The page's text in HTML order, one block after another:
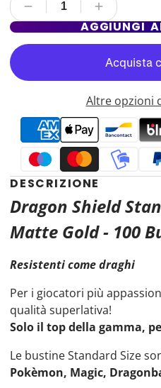
AGGIUNGI
Altre opzioni
DESCRIZIONE
Dragon Shield
Matte Gold - 100
Resistenti come draghi
Per i giocatori più
qualità superlativa!
Solo il top della gamma,
Le bustine Standard Size
Pokèmon, Magic,